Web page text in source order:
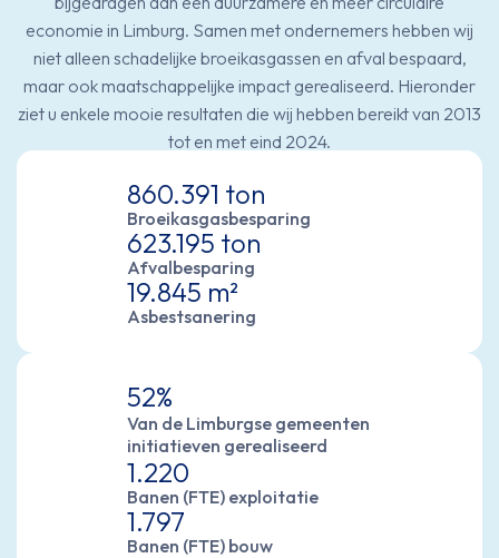
economie in Limburg. Samen met ondernemers hebben wij
niet alleen schadelijke broeikasgassen en afval bespaard,
maar ook maatschappelijke impact gerealiseerd. Hieronder
ziet u enkele mooie resultaten die wij hebben bereikt van 2013
tot en met eind 2024.
860.391 ton
Broeikasgasbesparing
623.195 ton
Afvalbesparing
19.845 m²
Asbestsanering
52%
Van de Limburgse gemeenten
initiatieven gerealiseerd
1.220
Banen (FTE) exploitatie
1.797
Banen (FTE) bouw